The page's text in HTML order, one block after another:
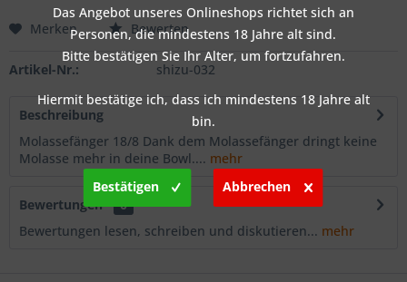
Merken Bewerten
Artikel-Nr.: shizu-032
Beschreibung
Molassefänger 18/8 Dank dem Molassefänger dringt keine
Molasse mehr in deine Bowl.... mehr
Bewertungen
0
Bewertungen lesen, schreiben und diskutieren... mehr
Das Angebot unseres Onlineshops richtet sich an
Personen, die mindestens 18 Jahre alt sind.
Bitte bestätigen Sie Ihr Alter, um fortzufahren.
Hiermit bestätige ich, dass ich mindestens 18 Jahre alt
bin.
Bestätigen Abbrechen